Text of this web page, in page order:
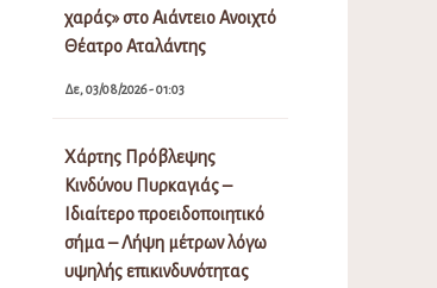
χαράς» στο Αιάντειο Ανοιχτό
Θέατρο Αταλάντης
Δε, 03/08/2026 - 01:03
Χάρτης Πρόβλεψης
Κινδύνου Πυρκαγιάς –
Ιδιαίτερο προειδοποιητικό
σήμα – Λήψη μέτρων λόγω
υψηλής επικινδυνότητας